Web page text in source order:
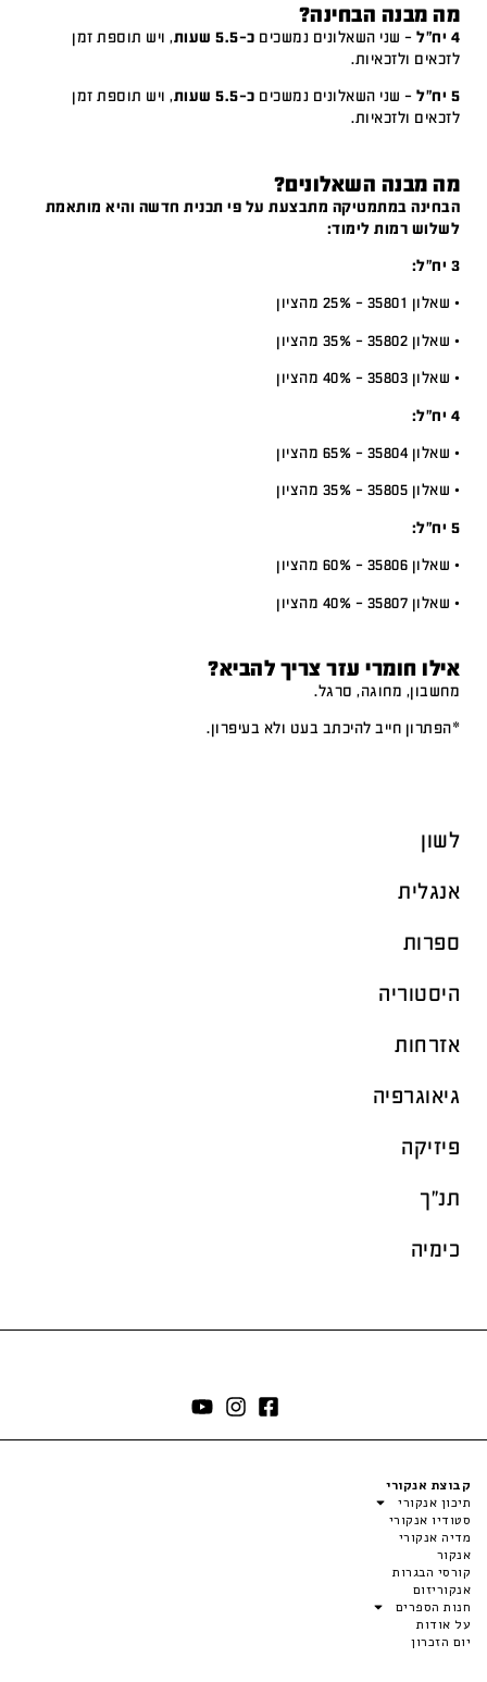
מה מבנה הבחינה?
4 יח"ל – שני השאלונים נמשכים כ-5.5 שעות
, ויש תוספת זמן
לזכאים ולזכאיות.
5 יח"ל – שני השאלונים נמשכים כ-5.5 שעות
, ויש תוספת זמן
לזכאים ולזכאיות.
מה מבנה השאלונים?
הבחינה במתמטיקה מתבצעת על פי תכנית חדשה והיא מותאמת
לשלוש רמות לימוד:
3 יח”ל:
• שאלון 35801 – 25% מהציון
• שאלון 35802 – 35% מהציון
• שאלון 35803 – 40% מהציון
4 יח”ל:
• שאלון 35804 – 65% מהציון
• שאלון 35805 – 35% מהציון
5 יח”ל:
• שאלון 35806 – 60% מהציון
• שאלון 35807 – 40% מהציון
אילו חומרי עזר צריך להביא?
מחשבון, מחוגה, סרגל.
*הפתרון חייב להיכתב בעט ולא בעיפרון.
לשון
אנגלית
ספרות
היסטוריה
אזרחות
גיאוגרפיה
פיזיקה
תנ"ך
כימיה
קבוצת אנקורי
תיכון אנקורי
סטודיו אנקורי
מדיה אנקורי
אנקור
קורסי הבגרות
אנקוריזום
חנות הספרים
על אודות
יום הזכרון